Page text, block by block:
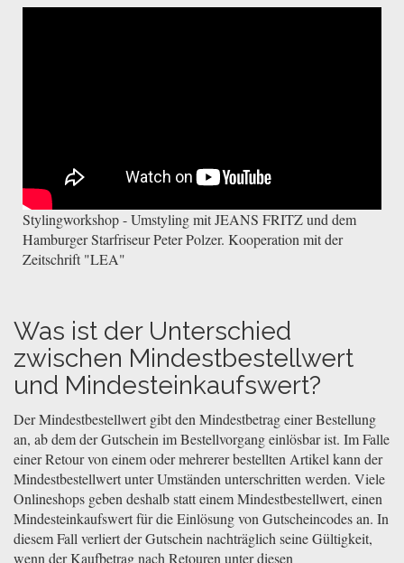
Stylingworkshop - Umstyling mit JEANS FRITZ und dem
Hamburger Starfriseur Peter Polzer. Kooperation mit der
Zeitschrift "LEA"
Was ist der Unterschied
zwischen Mindestbestellwert
und Mindesteinkaufswert?
Der Mindestbestellwert gibt den Mindestbetrag einer Bestellung
an, ab dem der Gutschein im Bestellvorgang einlösbar ist. Im Falle
einer Retour von einem oder mehrerer bestellten Artikel kann der
Mindestbestellwert unter Umständen unterschritten werden. Viele
Onlineshops geben deshalb statt einem Mindestbestellwert, einen
Mindesteinkaufswert für die Einlösung von Gutscheincodes an. In
diesem Fall verliert der Gutschein nachträglich seine Gültigkeit,
wenn der Kaufbetrag nach Retouren unter diesen